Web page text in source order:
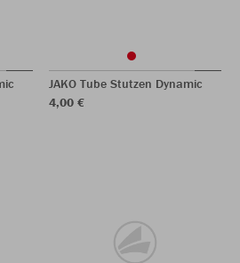
JAKO Tube Stutzen Dynamic
4,00 €